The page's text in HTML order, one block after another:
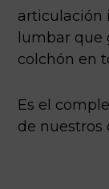
articulación
lumbar que
colchón en
Es el
de nuestros